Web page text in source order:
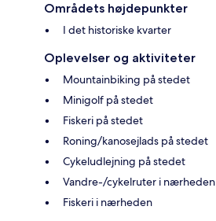
Områdets højdepunkter
I det historiske kvarter
Oplevelser og aktiviteter
Mountainbiking på stedet
Minigolf på stedet
Fiskeri på stedet
Roning/kanosejlads på stedet
Cykeludlejning på stedet
Vandre-/cykelruter i nærheden
Fiskeri i nærheden